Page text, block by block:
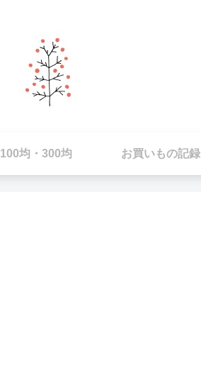
100均・300均 お買いもの記録